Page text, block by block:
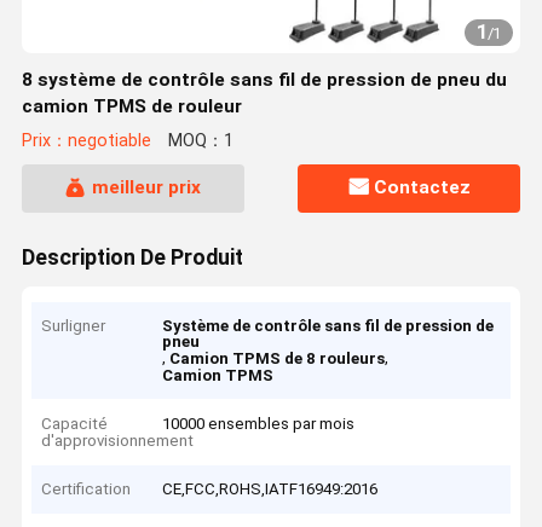
1/1
8 système de contrôle sans fil de pression de pneu du
camion TPMS de rouleur
Prix：negotiable MOQ：1
meilleur prix Contactez
Description De Produit
Surligner
Système de contrôle sans fil de pression de
pneu
, Camion TPMS de 8 rouleurs,
Camion TPMS
Capacité
d'approvisionnement
10000 ensembles par mois
Certification CE,FCC,ROHS,IATF16949:2016